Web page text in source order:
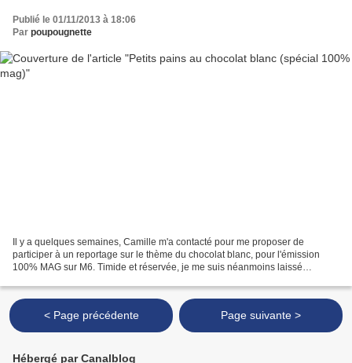
Publié le 01/11/2013 à 18:06
Par poupougnette
Il y a quelques semaines, Camille m'a contacté pour me proposer de
participer à un reportage sur le thème du chocolat blanc, pour l'émission
100% MAG sur M6. Timide et réservée, je me suis néanmoins laissé
< Page précédente Page suivante >
Hébergé par Canalblog